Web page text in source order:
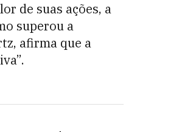
de suas ações, a
superou a
afirma que a